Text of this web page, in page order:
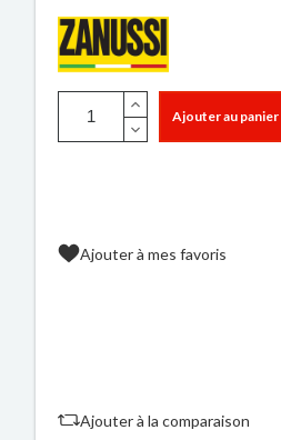
Ajouter au panier
Ajouter à mes favoris
Ajouter à la comparaison